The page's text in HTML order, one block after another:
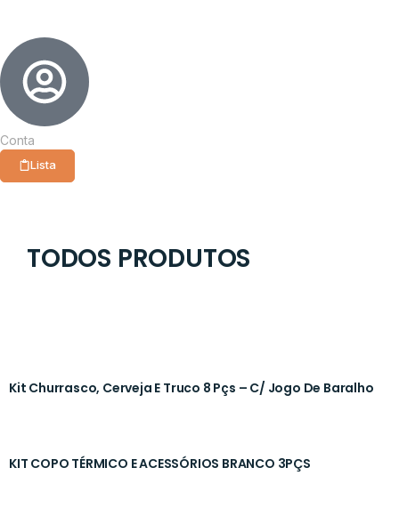
Conta
Lista
TODOS PRODUTOS
Kit Churrasco, Cerveja E Truco 8 Pçs – C/ Jogo De Baralho
KIT COPO TÉRMICO E ACESSÓRIOS BRANCO 3PÇS